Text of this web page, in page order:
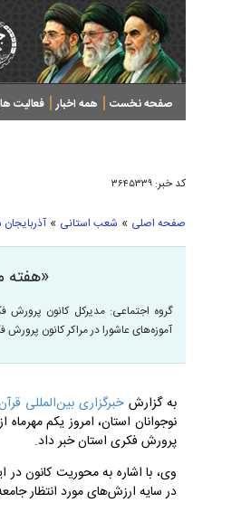
صفحه نخست همه اخبار فعالیت
کد خبر: ۳۶۴۵۳۳۹
صفحه اصلی » شعب استانی »
«هفته
گروه اجتماعی: مدیرکل کانون پرورش
آموزه‌های عاشورا در مراکر کانون پرورش
به گزارشخبرگزاری بین‌المللی
نوجوانان استان، امروز یکم
پرورش فکری استان خبر داد.
وی، با اشاره به محوریت کانون در
در سایه ارزش‌های مورد انتظار